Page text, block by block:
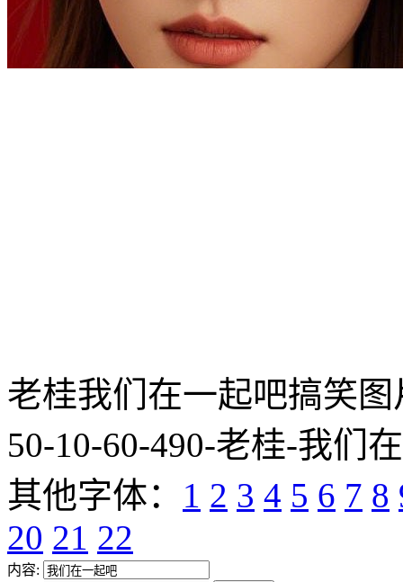
老桂我们在一起吧搞笑图
50-10-60-490-老桂-我们
其他字体： 1 2 3 4 5 6 7 8
20 21 22
内容: